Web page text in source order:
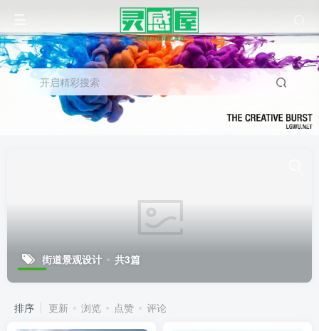
开启精彩搜索
街道景观设计 共3篇
排序 更新 浏览 点赞 评论